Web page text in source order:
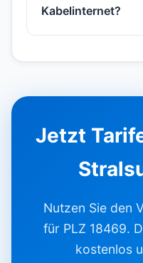
Kabelinternet?
Jetzt
Nutzen Sie den
für PLZ 18469.
kostenlos